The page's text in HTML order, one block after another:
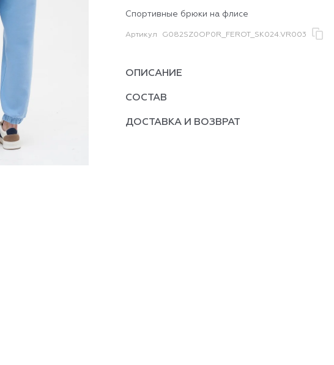
Спортивные брюки на флисе
Артикул G082SZ0OP0R_FEROT_SK024.VR003
ОПИСАНИЕ
СОСТАВ
ДОСТАВКА И ВОЗВРАТ